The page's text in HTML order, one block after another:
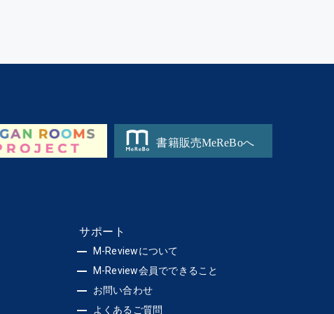
サポート
M-Reviewについて
M-Review会員でできること
お問い合わせ
よくあるご質問